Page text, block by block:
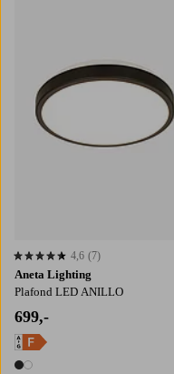
Aneta Lighting
Plafond LED ANILLO
699,-
4,6 basert på 7 karaktergivninger
4,6 (7)